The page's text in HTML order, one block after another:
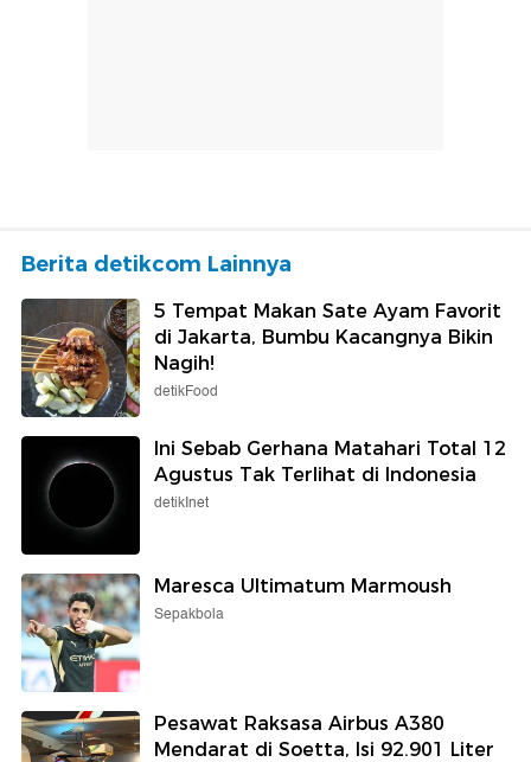
Berita detikcom Lainnya
5 Tempat Makan Sate Ayam Favorit
di Jakarta, Bumbu Kacangnya Bikin
Nagih!
detikFood
Ini Sebab Gerhana Matahari Total 12
Agustus Tak Terlihat di Indonesia
detikInet
Maresca Ultimatum Marmoush
Sepakbola
Pesawat Raksasa Airbus A380
Mendarat di Soetta, Isi 92.901 Liter